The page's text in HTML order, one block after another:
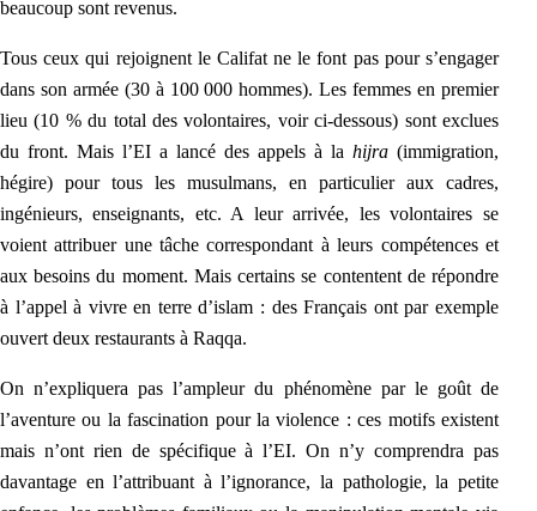
beaucoup sont revenus.
Tous ceux qui rejoignent le Califat ne le font pas pour s’engager
dans son armée (30 à 100 000 hommes). Les femmes en premier
lieu (10 % du total des volontaires, voir ci-dessous) sont exclues
du front. Mais l’EI a lancé des appels à la hijra(immigration,
hégire) pour tous les musulmans, en particulier aux cadres,
ingénieurs, enseignants, etc. A leur arrivée, les volontaires se
voient attribuer une tâche correspondant à leurs compétences et
aux besoins du moment. Mais certains se contentent de répondre
à l’appel à vivre en terre d’islam : des Français ont par exemple
ouvert deux restaurants à Raqqa.
On n’expliquera pas l’ampleur du phénomène par le goût de
l’aventure ou la fascination pour la violence : ces motifs existent
mais n’ont rien de spécifique à l’EI. On n’y comprendra pas
davantage en l’attribuant à l’ignorance, la pathologie, la petite